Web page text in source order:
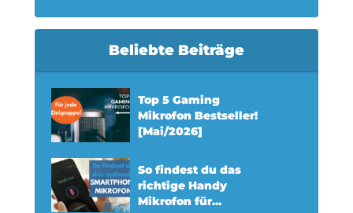
Beliebte Beiträge
Top 5 Gaming
Mikrofon Bestseller!
[Mai/2026]
So findest du das
richtige Handy
Mikrofon für...